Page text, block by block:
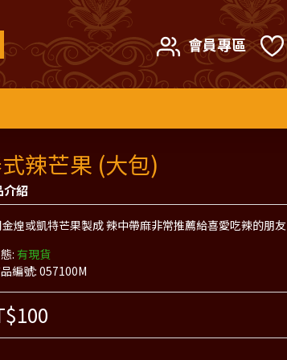
會員專區
辣芒果 (大包)
介紹
煌或凱特芒果製成 辣中帶麻非常推薦給喜愛吃辣的朋友
: 有現貨
編號:057100M